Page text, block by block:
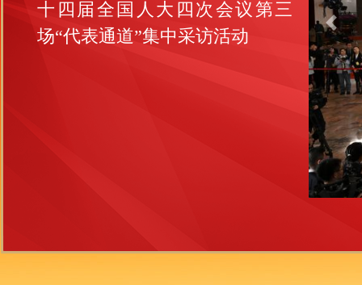
举行 习近平等党和国家领导人出
席